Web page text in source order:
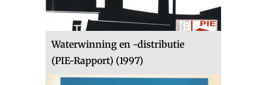
Waterwinning en -distributie
(PIE-Rapport) (1997)